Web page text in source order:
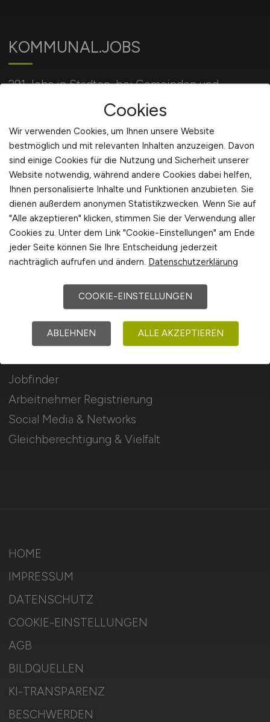
KOMMUNAL.JOBS
291 Jobs in Städten, bei Gemeinden und
Behörden und bei öffentlichen Einrichtungen.
Für Arbeitnehmer
Jobfinder
Arbeitnehmer Registrierung
Social Media & Networks
Gleichberechtigung & Vielfalt
Für Arbeitgeber
Stellenanzeigen schalten
Mediadaten & Konditionen
Arbeitgeber Seite
Arbeitgeber Kontakt
Karrierenetzwerk
HOME
IMPRESSUM
DATENSCHUTZ
COOKIE-EINSTELLUNGEN
AGB
BILDQUELLEN
KI-TRANSPARENZ
BESCHWERDEN
Cookies
Wir verwenden Cookies, um Ihnen unsere Website
bestmöglich und mit relevanten Inhalten anzuzeigen. Davon
sind einige Cookies für die Nutzung und Sicherheit unserer
Website notwendig, während andere Cookies dabei helfen,
Ihnen personalisierte Inhalte und Funktionen anzubieten. Sie
dienen außerdem anonymen Statistikzwecken. Wenn Sie auf
"Alle akzeptieren" klicken, stimmen Sie der Verwendung aller
Cookies zu. Unter dem Link "Cookie-Einstellungen" am Ende
jeder Seite können Sie Ihre Entscheidung jederzeit
nachträglich aufrufen und ändern. Datenschutzerklärung
COOKIE-EINSTELLUNGEN
ABLEHNEN ALLE AKZEPTIEREN